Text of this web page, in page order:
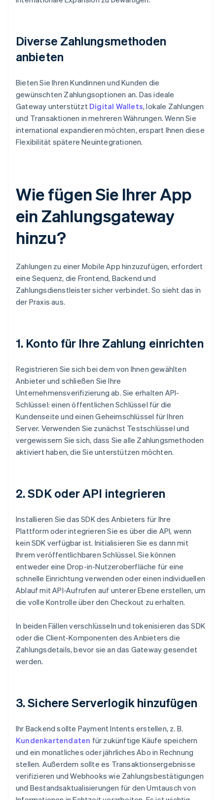
Diverse Zahlungsmethoden
anbieten
Bieten Sie Ihren Kundinnen und Kunden die
gewünschten Zahlungsoptionen an. Das ideale
Gateway unterstützt Digital Wallets, lokale Zahlungen
und Transaktionen in mehreren Währungen. Wenn Sie
international expandieren möchten, erspart Ihnen diese
Flexibilität spätere Neuintegrationen.
Wie fügen Sie Ihrer App
ein Zahlungsgateway
hinzu?
Zahlungen zu einer Mobile App hinzuzufügen, erfordert
eine Sequenz, die Frontend, Backend und
Zahlungsdienstleister sicher verbindet. So sieht das in
der Praxis aus.
1. Konto für Ihre Zahlung einrichten
Registrieren Sie sich bei dem von Ihnen gewählten
Anbieter und schließen Sie Ihre
Unternehmensverifizierung ab. Sie erhalten API-
Schlüssel: einen öffentlichen Schlüssel für die
Kundenseite und einen Geheimschlüssel für Ihren
Server. Verwenden Sie zunächst Testschlüssel und
vergewissern Sie sich, dass Sie alle Zahlungsmethoden
aktiviert haben, die Sie unterstützen möchten.
2. SDK oder API integrieren
Installieren Sie das SDK des Anbieters für Ihre
Plattform oder integrieren Sie es über die API, wenn
kein SDK verfügbar ist. Initialisieren Sie es dann mit
Ihrem veröffentlichbaren Schlüssel. Sie können
entweder eine Drop-in-Nutzeroberfläche für eine
schnelle Einrichtung verwenden oder einen individuellen
Ablauf mit API-Aufrufen auf unterer Ebene erstellen, um
die volle Kontrolle über den Checkout zu erhalten.
In beiden Fällen verschlüsseln und tokenisieren das SDK
oder die Client-Komponenten des Anbieters die
Zahlungsdetails, bevor sie an das Gateway gesendet
werden.
3. Sichere Serverlogik hinzufügen
Ihr Backend sollte Payment Intents erstellen, z. B.
Kundenkartendaten für zukünftige Käufe speichern
und ein monatliches oder jährliches Abo in Rechnung
stellen. Außerdem sollte es Transaktionsergebnisse
verifizieren und Webhooks wie Zahlungsbestätigungen
und Bestandsaktualisierungen für den Umtausch von